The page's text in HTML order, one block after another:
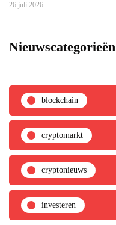
26 juli 2026
Nieuwscategorieën
blockchain
cryptomarkt
cryptonieuws
investeren